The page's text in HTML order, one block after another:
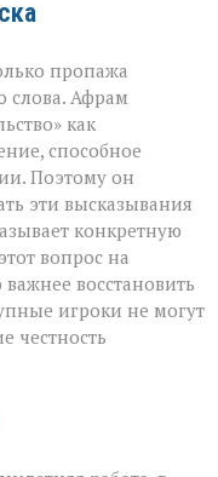
пропажа
слова. Афрам
как
способное
Поэтому он
эти высказывания
конкретную
вопрос на
восстановить
игроки не могут
честность